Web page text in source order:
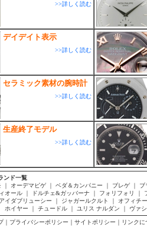
>>詳しく読む
デイデイト表示
>>詳しく読む
セラミック素材の腕時計
>>詳しく読む
生産終了モデル
>>詳しく読む
ンド一覧
｜ オーデマピゲ ｜ ベダ＆カンパニー ｜ ブレゲ ｜
ブ
オール ｜ ドルチェ&ガッバーナ ｜ フォリフォリ ｜
アイダブリューシー ｜ ジャガールクルト ｜
オフィチ
ホイヤー ｜ チュードル ｜ ユリス ナルダン ｜ ヴァ
｜ プライバシーポリシー ｜ サイトポリシー ｜ リンクに